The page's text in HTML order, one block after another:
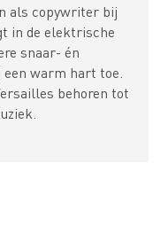
als copywriter bij
in de elektrische
snaar- én
warm hart toe.
behoren tot